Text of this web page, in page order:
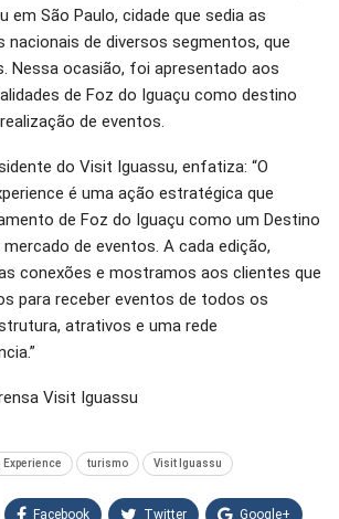
em São Paulo, cidade que sedia as
nacionais de diversos segmentos, que
Nessa ocasião, foi apresentado aos
de Foz do Iguaçu como destino
de eventos.
do Visit Iguassu, enfatiza: “O
é uma ação estratégica que
de Foz do Iguaçu como um Destino
de eventos. A cada edição,
conexões e mostramos aos clientes que
para receber eventos de todos os
atrativos e uma rede
Visit Iguassu
Experience turismo Visit Iguassu
Facebook Twitter Google+